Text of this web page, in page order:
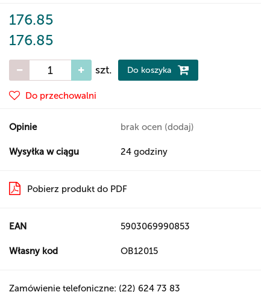
176.85
176.85
szt. Do koszyka
Do przechowalni
Opinie brak ocen (dodaj)
Wysyłka w ciągu 24 godziny
Pobierz produkt do PDF
EAN 5903069990853
Własny kod OB12015
Zamówienie telefoniczne: (22) 624 73 83